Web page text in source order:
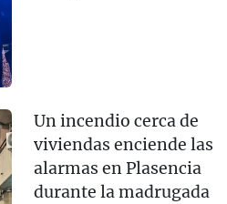
Un incendio cerca de
viviendas enciende las
alarmas en Plasencia
durante la madrugada